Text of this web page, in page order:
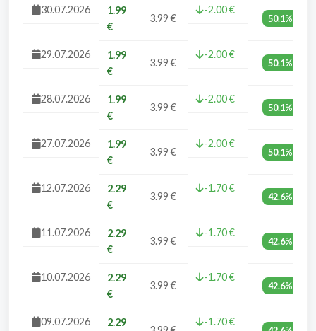
30.07.2026
1.99
€
3.99 €
-2.00 €
50.1%
29.07.2026
1.99
€
3.99 €
-2.00 €
50.1%
28.07.2026
1.99
€
3.99 €
-2.00 €
50.1%
27.07.2026
1.99
€
3.99 €
-2.00 €
50.1%
12.07.2026
2.29
€
3.99 €
-1.70 €
42.6%
11.07.2026
2.29
€
3.99 €
-1.70 €
42.6%
10.07.2026
2.29
€
3.99 €
-1.70 €
42.6%
09.07.2026 2.29 -1.70 €